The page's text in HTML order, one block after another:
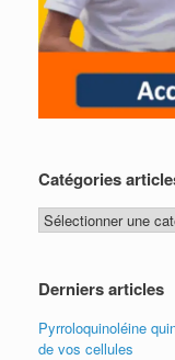
Catégories
Catégories
articles
Derniers articles
Pyrroloquinoléine
de vos cellules